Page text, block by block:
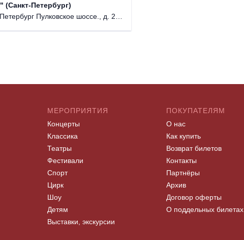
(Санкт-Петербург)
Пулковское шоссе., д. 25, корп. 1
МЕРОПРИЯТИЯ
Концерты
Классика
Театры
Фестивали
Спорт
Цирк
Шоу
Детям
Выставки, экскурсии
ПОКУПАТЕЛЯМ
О нас
Как купить
Возврат билетов
Контакты
Партнёры
Архив
Договор оферты
О поддельных билетах